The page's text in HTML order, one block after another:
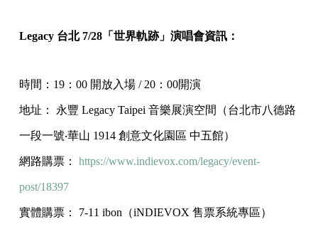
Legacy 台北 7/28「世界軌跡」演唱會資訊：
時間：19：00 開放入場 / 20：00開演
地址： 永豐 Legacy Taipei 音樂展演空間（台北市八德路
一段一號‧華山 1914 創意文化園區 中五館）
網路購票： https://www.indievox.com/legacy/event-
post/18397
實體購票： 7-11 ibon（iNDIEVOX 售票系統專區）